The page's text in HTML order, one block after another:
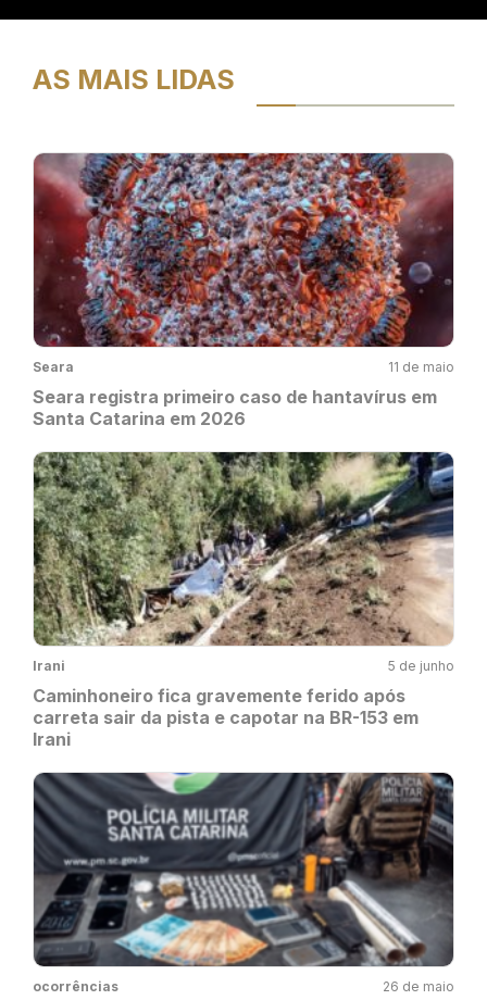
AS MAIS LIDAS
Seara 11 de maio
Seara registra primeiro caso de hantavírus em
Santa Catarina em 2026
Irani 5 de junho
Caminhoneiro fica gravemente ferido após
carreta sair da pista e capotar na BR-153 em
Irani
ocorrências 26 de maio